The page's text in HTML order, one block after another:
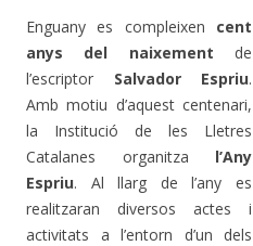
Enguany es compleixen cent
anys del naixement de
l’escriptor Salvador Espriu.
Amb motiu d’aquest centenari,
la Institució de les Lletres
Catalanes organitza l’Any
Espriu. Al llarg de l’any es
realitzaran diversos actes i
activitats a l’entorn d’un dels